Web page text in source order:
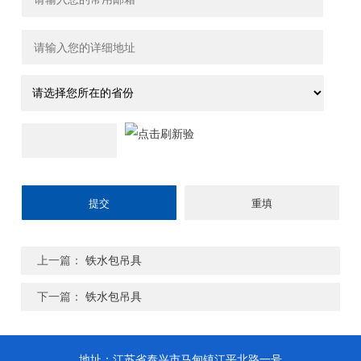
上一篇：铁水包吊具
下一篇：铁水包吊具